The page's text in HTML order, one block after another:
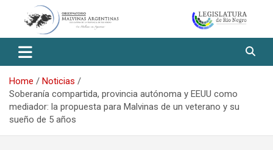
Observatorio Malvinas – Río
Negro
Home
Noticias
Soberanía compartida, provincia autónoma y EEUU como
mediador: la propuesta para Malvinas de un veterano y su
sueño de 5 años